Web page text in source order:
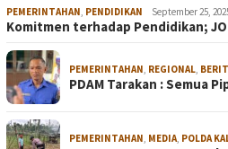
PEMERINTAHAN, PENDIDIKAN September 25,
Komitmen terhadap Pendidikan;
PEMERINTAHAN, REGIONAL,
PDAM Tarakan : Semua
PEMERINTAHAN, MEDIA, POLDA